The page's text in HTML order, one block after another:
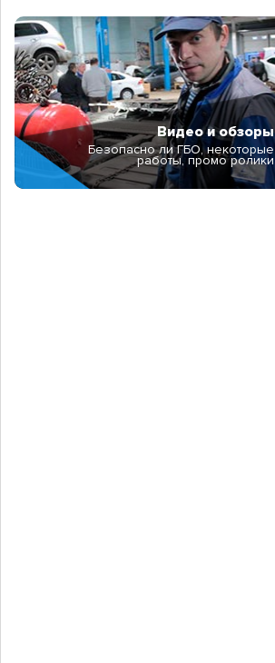
Видео и обзоры
Безопасно ли ГБО, некоторые
работы, промо ролики